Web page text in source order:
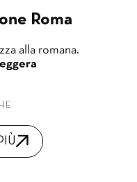
Roma
alla romana.